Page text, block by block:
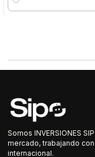
Cantidad
Somos INVERSIONES
mercado, trabajando
internacional.